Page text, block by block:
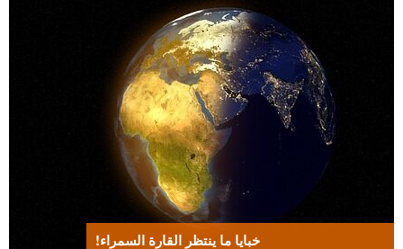
خبايا ما ينتظر القارة السمراء!